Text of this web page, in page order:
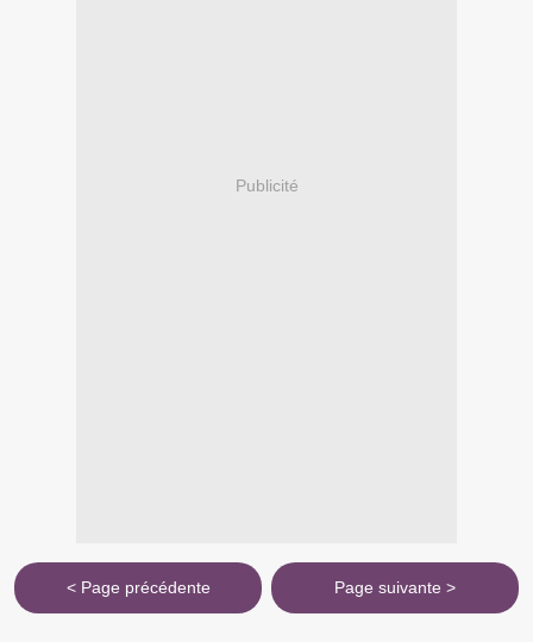
Publicité
< Page précédente Page suivante >